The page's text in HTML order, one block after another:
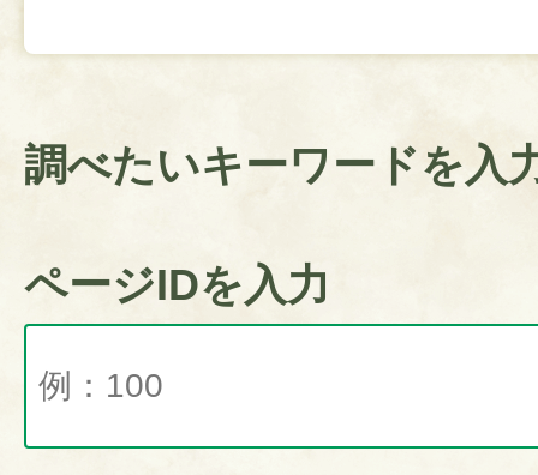
調べたいキーワードを入
ページIDを入力